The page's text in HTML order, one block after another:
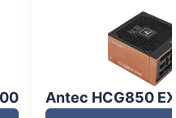
Antec HCG850